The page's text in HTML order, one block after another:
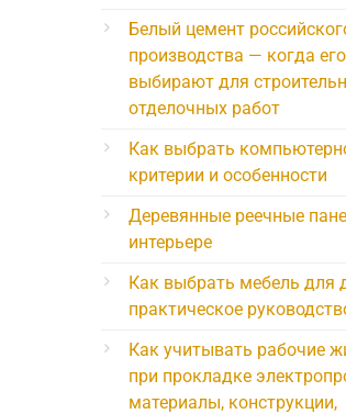
Белый цемент
производства — когда его
выбирают для
отделочных работ
Как выбрать
критерии и особенности
Деревянные реечные
интерьере
Как выбрать мебель для
практическое
Как учитывать рабочие
при прокладке
материалы, конструкции,